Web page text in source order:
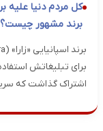
کل مردم دنیا علیه
برند مشهور چیست؟
برای تبلیغاتش
اشتراک‌ گذاشت که